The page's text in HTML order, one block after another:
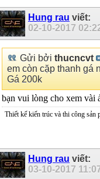
Hung rau viết:
02-10-2017
Gửi bởi thucncvt
em còn cặp thanh gá
Gá 200k
bạn vui lòng cho xem vài
Thiết kế kiến trúc và thi công
Hung rau viết:
03-10-2017